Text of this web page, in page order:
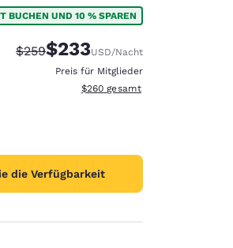
BUCHEN UND 10 % SPAREN
Durchgestrichener Preis:
$259Vergünstigter Preis:
$233USD/Nacht
Preis für Mitglieder
Geschätzte Gesamtdetails
$260 gesamt
die Verfügbarkeit